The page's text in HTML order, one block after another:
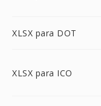
XLSX para DOT
XLSX para ICO